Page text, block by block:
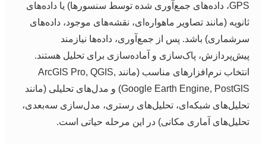
GPS، داده‌های جمع‌آوری شده توسط سنسورها) یا داده‌های
(مانند تصاویر ماهواره‌ای، نقشه‌های موجود، داده‌های
باشد. پس از جمع‌آوری، داده‌ها نیازمند
پاک‌سازی و آماده‌سازی برای تحلیل هستند.
انتخاب نرم‌افزارهای مناسب (مانند ArcGIS Pro, QGIS,
Google Earth Engine, PostGIS) و مدل‌های تحلیلی (مانند
شبکه‌ای، تحلیل‌های رستری، مدل‌سازی سه‌بعدی،
آماری مکانی) در این مرحله حیاتی است.